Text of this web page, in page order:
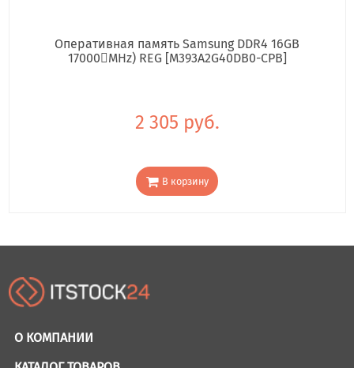
Оперативная память Samsung DDR4 16GB
17000񢋕MHz) REG [M393A2G40DB0-CPB]
2 305 руб.
В корзину
О КОМПАНИИ